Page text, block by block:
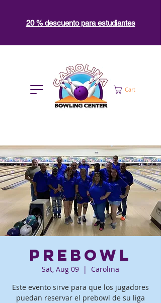
Cart
20 % descuento para estudiantes
Prebowl
Sat, Aug 09
  |
Carolina
Este evento sirve para que los jugadores
puedan reservar el prebowl de su liga